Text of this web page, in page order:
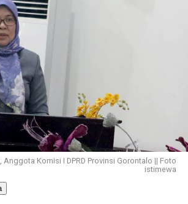
Anggota Komisi I DPRD Provinsi Gorontalo || Foto
istimewa